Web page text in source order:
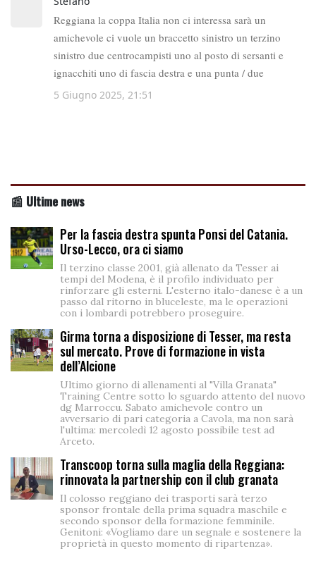
📰 Ultime news
Per la fascia destra spunta Ponsi del Catania.
Urso-Lecco, ora ci siamo
Il terzino classe 2001, già allenato da Tesser ai
tempi del Modena, è il profilo individuato per
rinforzare gli esterni. L'esterno italo-danese è a un
passo dal ritorno in bluceleste, ma le operazioni
con i lombardi potrebbero proseguire.
Girma torna a disposizione di Tesser, ma resta
sul mercato. Prove di formazione in vista
dell’Alcione
Ultimo giorno di allenamenti al "Villa Granata"
Training Centre sotto lo sguardo attento del nuovo
dg Marroccu. Sabato amichevole contro un
avversario di pari categoria a Cavola, ma non sarà
l'ultima: mercoledì 12 agosto possibile test ad
Arceto.
Transcoop torna sulla maglia della Reggiana:
rinnovata la partnership con il club granata
Il colosso reggiano dei trasporti sarà terzo
sponsor frontale della prima squadra maschile e
secondo sponsor della formazione femminile.
Genitoni: «Vogliamo dare un segnale e sostenere la
proprietà in questo momento di ripartenza».